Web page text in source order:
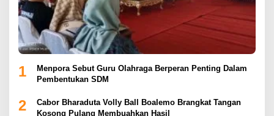
1
Menpora Sebut Guru Olahraga Berperan Penting Dalam
Pembentukan SDM
2
Cabor Bharaduta Volly Ball Boalemo Brangkat Tangan
Kosong Pulang Membuahkan Hasil